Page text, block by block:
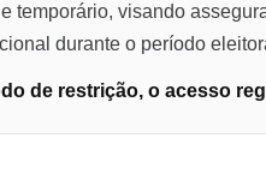
temporário, visando
durante o período
de restrição, o acesso